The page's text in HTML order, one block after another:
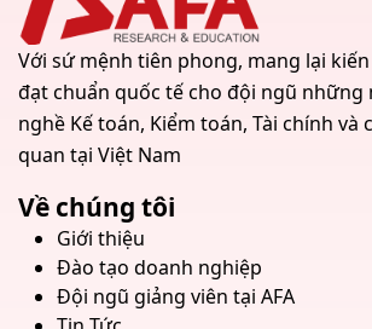
Với sứ mệnh tiên phong, mang lại
đạt chuẩn quốc tế cho đội ngũ những
nghề Kế toán, Kiểm toán, Tài chính và
quan tại Việt Nam
Về chúng tôi
Giới thiệu
Đào tạo doanh nghiệp
Đội ngũ giảng viên tại AFA